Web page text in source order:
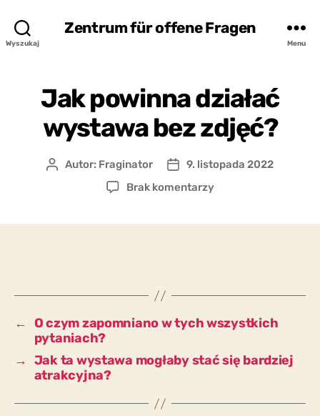
Wyszukaj
Zentrum für offene Fragen
Menu
Jak powinna działać
wystawa bez zdjęć?
AutorAutor: Fraginator
Data
wpisu
9. listopada 2022
Brak komentarzydo
← O czym zapomniano w tych wszystkich
pytaniach?
→ Jak ta wystawa mogłaby stać się bardziej
atrakcyjna?